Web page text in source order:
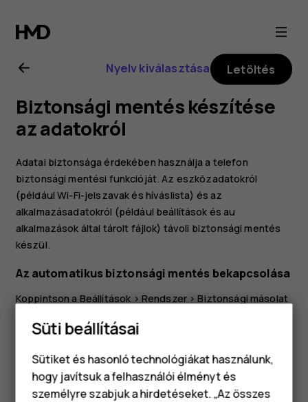
A
Nokia
G22
felhasználói
kézikönyve
Nyelv kiválasztása Letöltés
Biztonsági mentés készítése
az adatokról
Adatai biztonsága érdekében használja a telefon
biztonsági mentési funkcióját. Az eszközadatokról
(például Wi-Fi-jelszavak és híváslista) és az
alkalmazásadatokról (például beállítások és au
alkalmazások által tárolt fájlok) távoli biztonsági mentés
készül.
Az automatikus biztonsági mentés bekapcsolása
Koppintson a Beállítások> Rendszer>Biztonsági másolat
készítését.
Süti beállításai
Sütiket és hasonló technológiákat használunk,
hogy javítsuk a felhasználói élményt és
személyre szabjuk a hirdetéseket. „Az összes